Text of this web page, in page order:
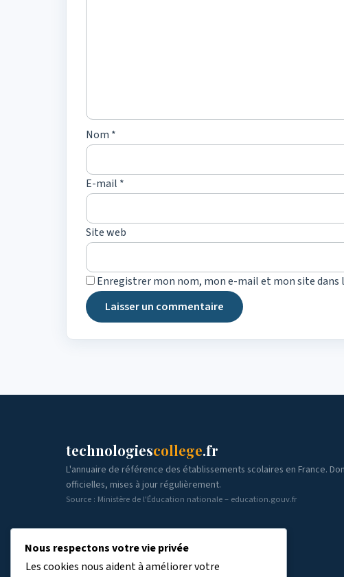
Nom *
E-mail *
Site web
Enregistrer mon nom, mon e-mail et mon site
technologiescollege.fr
L'annuaire de référence des établissements scolaires en France.
officielles, mises à jour régulièrement.
Source : Ministère de l'Éducation nationale – education.gouv.fr
Nous respectons votre vie privée
Les cookies nous aident à améliorer votre